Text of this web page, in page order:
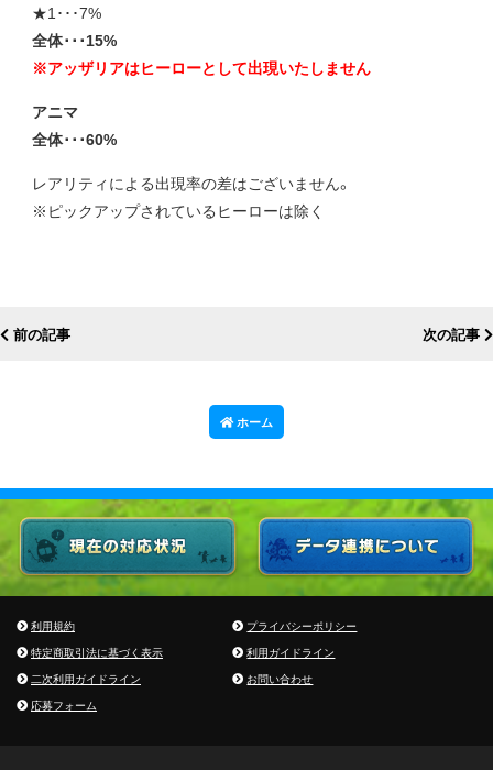
★1･･･7%
全体･･･15%
※アッザリアはヒーローとして出現いたしません
アニマ
全体･･･60%
レアリティによる出現率の差はございません。
※ピックアップされているヒーローは除く
前の記事 次の記事
ホーム
利用規約
プライバシーポリシー
特定商取引法に基づく表示
利用ガイドライン
二次利用ガイドライン
お問い合わせ
応募フォーム